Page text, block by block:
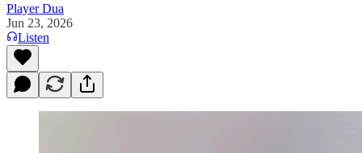
Player Dua
Jun 23, 2026
Listen